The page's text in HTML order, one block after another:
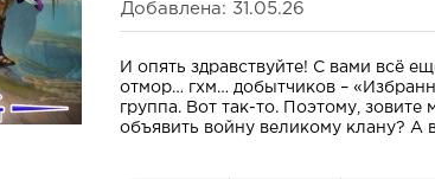
Добавлена: 31.05.26
И опять здравствуйте! С вами всё
отмор… гхм… добытчиков –
группа. Вот так-то. Поэтому,
объявить войну великому клану? А